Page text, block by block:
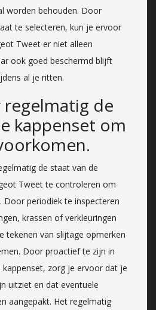
worden behouden. Door
te selecteren, kun je ervoor
Tweet er niet alleen
ook goed beschermd blijft
al je ritten.
de
kappenset om
de staat van de
Tweet te controleren om
periodiek te inspecteren
krassen of verkleuringen
tekenen van slijtage opmerken
Door proactief te zijn in
zorg je ervoor dat je
uitziet en dat eventuele
aangepakt. Het regelmatig